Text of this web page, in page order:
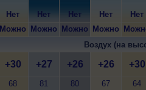
Нет
Можно
Нет
Можно
Нет
Можно
Нет
Можно
Нет
Воздух (на
+30
68
+27
81
+26
80
+26
67
+30
64